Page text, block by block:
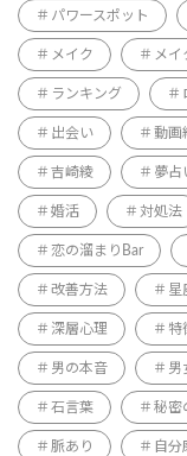
パワースポット
メイク メイ
ランキング
出会い 動画
吉崎綾 夢占
婚活 対処法
恋の溜まりBar
改善方法 星
深層心理 特
男の本音 男
石言葉 秘密
脈あり 自分